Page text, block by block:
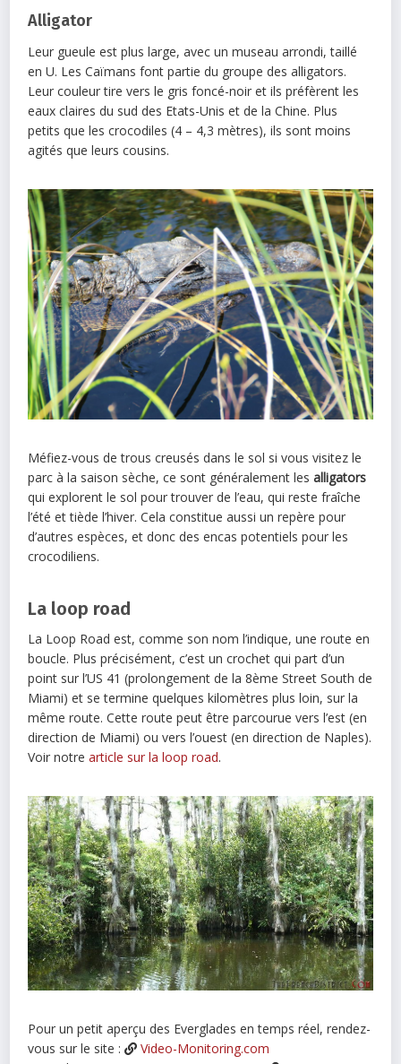
Alligator
Leur gueule est plus large, avec un museau arrondi, taillé
en U. Les Caïmans font partie du groupe des alligators.
Leur couleur tire vers le gris foncé-noir et ils préfèrent les
eaux claires du sud des Etats-Unis et de la Chine. Plus
petits que les crocodiles (4 – 4,3 mètres), ils sont moins
agités que leurs cousins.
Méfiez-vous de trous creusés dans le sol si vous visitez le
parc à la saison sèche, ce sont généralement lesalligators
qui explorent le sol pour trouver de l’eau, qui reste fraîche
l’été et tiède l’hiver. Cela constitue aussi un repère pour
d’autres espèces, et donc des encas potentiels pour les
crocodiliens.
La loop road
La Loop Road est, comme son nom l’indique, une route en
boucle. Plus précisément, c’est un crochet qui part d’un
point sur l’US 41 (prolongement de la 8ème Street South de
Miami) et se termine quelques kilomètres plus loin, sur la
même route. Cette route peut être parcourue vers l’est (en
direction de Miami) ou vers l’ouest (en direction de Naples).
Voir notrearticle sur la loop road.
Pour un petit aperçu des Everglades en temps réel, rendez-
vous sur le site :
Video-Monitoring.com